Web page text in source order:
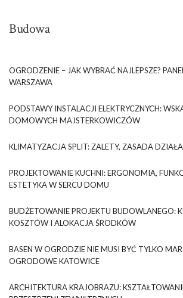
Budowa
OGRODZENIE – JAK WYBRAĆ NAJLEPSZE?
WARSZAWA
PODSTAWY INSTALACJI ELEKTRYCZNYCH:
DOMOWYCH MAJSTERKOWICZÓW
KLIMATYZACJA SPLIT: ZALETY, ZASADA
PROJEKTOWANIE KUCHNI: ERGONOMIA,
ESTETYKA W SERCU DOMU
BUDŻETOWANIE PROJEKTU BUDOWLANEGO:
KOSZTÓW I ALOKACJA ŚRODKÓW
BASEN W OGRODZIE NIE MUSI BYĆ TYLKO
OGRODOWE KATOWICE
ARCHITEKTURA KRAJOBRAZU: